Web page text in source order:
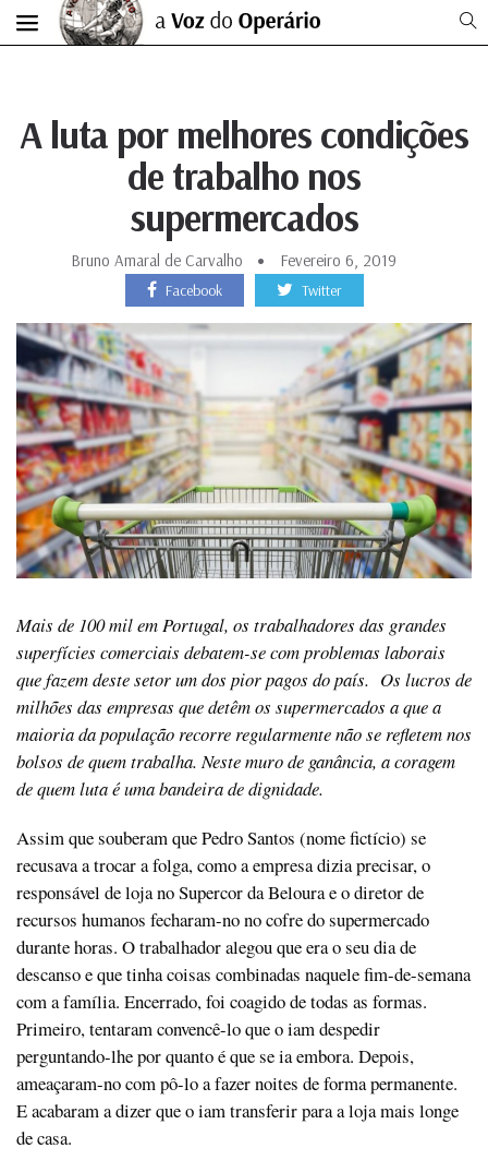
A luta por melhores condições
de trabalho nos
supermercados
Bruno Amaral de Carvalho Fevereiro 6, 2019
Facebook Twitter
Mais de 100 mil em Portugal, os trabalhadores das grandes
superfícies comerciais debatem-se com problemas laborais
que fazem deste setor um dos pior pagos do país. Os lucros de
milhões das empresas que detêm os supermercados a que a
maioria da população recorre regularmente não se refletem nos
bolsos de quem trabalha. Neste muro de ganância, a coragem
de quem luta é uma bandeira de dignidade.
Assim que souberam que Pedro Santos (nome fictício) se
recusava a trocar a folga, como a empresa dizia precisar, o
responsável de loja no Supercor da Beloura e o diretor de
recursos humanos fecharam-no no cofre do supermercado
durante horas. O trabalhador alegou que era o seu dia de
descanso e que tinha coisas combinadas naquele fim-de-semana
com a família. Encerrado, foi coagido de todas as formas.
Primeiro, tentaram convencê-lo que o iam despedir
perguntando-lhe por quanto é que se ia embora. Depois,
ameaçaram-no com pô-lo a fazer noites de forma permanente.
E acabaram a dizer que o iam transferir para a loja mais longe
de casa.